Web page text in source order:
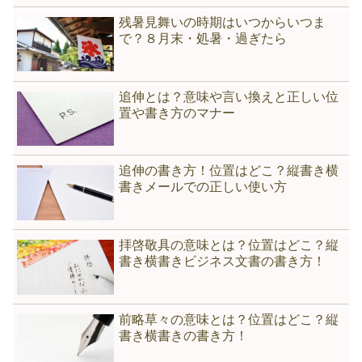
残暑見舞いの時期はいつからいつま
で？８月末・処暑・過ぎたら
追伸とは？意味や言い換えと正しい位
置や書き方のマナー
追伸の書き方！位置はどこ？縦書き横
書きメールでの正しい使い方
拝啓敬具の意味とは？位置はどこ？縦
書き横書きビジネス文書の書き方！
前略草々の意味とは？位置はどこ？縦
書き横書きの書き方！